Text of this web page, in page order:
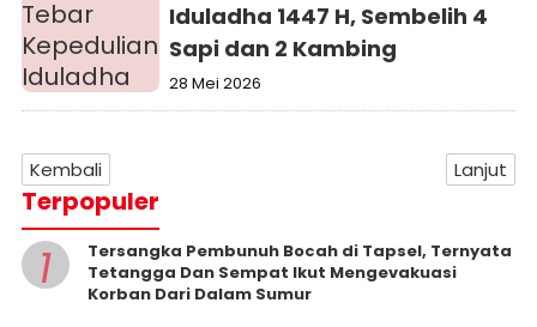
Iduladha 1447 H, Sembelih 4
Sapi dan 2 Kambing
28 Mei 2026
Kembali Lanjut
Terpopuler
1
Tersangka Pembunuh Bocah di Tapsel, Ternyata
Tetangga Dan Sempat Ikut Mengevakuasi
Korban Dari Dalam Sumur